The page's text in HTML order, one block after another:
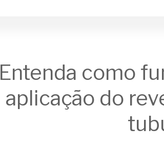
Entenda como
aplicação do